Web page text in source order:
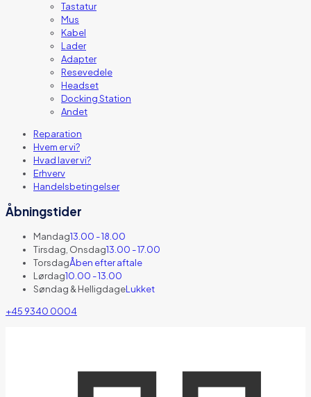
Tastatur
Mus
Kabel
Lader
Adapter
Resevedele
Headset
Docking Station
Andet
Reparation
Hvem er vi?
Hvad laver vi?
Erhverv
Handelsbetingelser
Åbningstider
Mandag13.00 - 18.00
Tirsdag, Onsdag13.00 - 17.00
TorsdagÅben efter aftale
Lørdag10.00 - 13.00
Søndag & HelligdageLukket
+45 9340 0004